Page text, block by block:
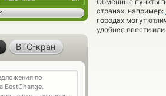
странах, например:
городах могут
удобнее ввести
BTC-кран